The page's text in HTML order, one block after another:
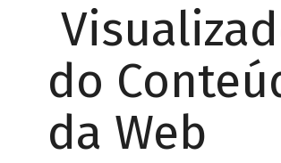
do
da Web